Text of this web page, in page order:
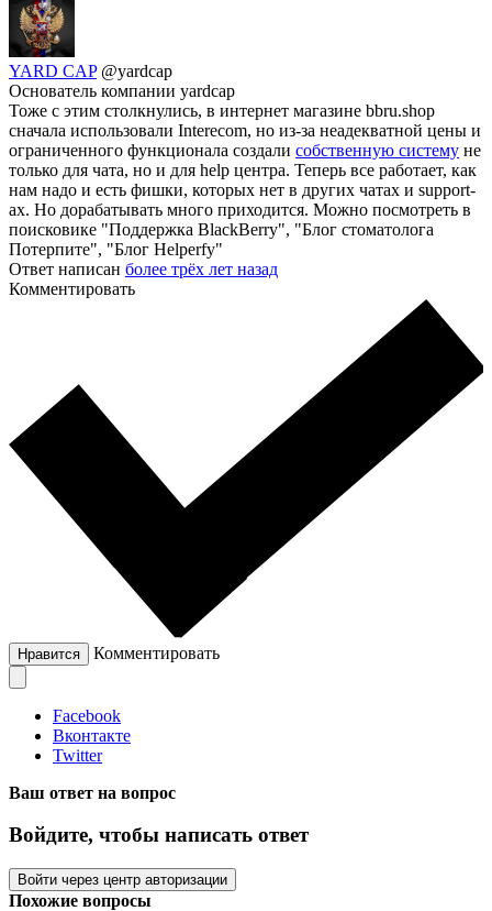
YARD CAP @yardcap
Основатель компании yardcap
Тоже с этим столкнулись, в интернет магазине bbru.shop
сначала использовали Interecom, но из-за неадекватной цены и
ограниченного функционала создали собственную систему не
только для чата, но и для help центра. Теперь все работает, как
нам надо и есть фишки, которых нет в других чатах и support-
ах. Но дорабатывать много приходится. Можно посмотреть в
поисковике "Поддержка BlackBerry", "Блог стоматолога
Потерпите", "Блог Helperfy"
Ответ написан более трёх лет назад
Комментировать
Нравится Комментировать
Facebook
Вконтакте
Twitter
Ваш ответ на вопрос
Войдите, чтобы написать ответ
Войти через центр авторизации
Похожие вопросы